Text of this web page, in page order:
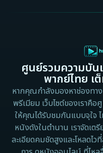
ศูนย์รวมความบัน
พากย์ไทย เ
หากคุณกำลังมองหาช่องท
พรีเมียม เว็บไซต์ของเราคื
ให้คุณได้รับชมกันแบบจุใจ ไ
หนังดังในตำนาน เราจัดเ
ละเอียดคมชัดสูงและโหลดไ